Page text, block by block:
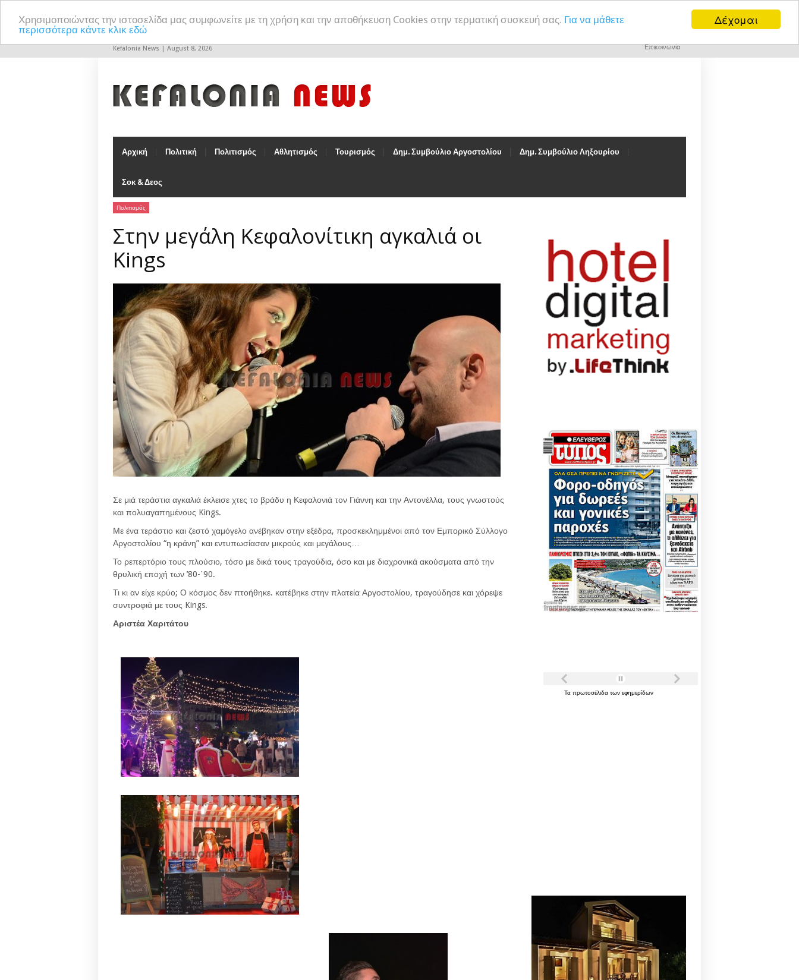
Δέχομαι
Χρησιμοποιώντας την ιστοσελίδα μας συμφωνείτε με τη χρήση και την αποθήκευση Cookies στην τερματική συσκευή σας. Για να μάθετε
περισσότερα κάντε κλικ εδώ
Kefalonia News | August 8, 2026 Επικοινωνία
Αρχική Πολιτική Πολιτισμός Αθλητισμός Τουρισμός Δημ. Συμβούλιο Αργοστολίου Δημ. Συμβούλιο Ληξουρίου
Σοκ & Δεος
Πολιτισμός
Στην μεγάλη Κεφαλονίτικη αγκαλιά οι
Kings
Σε μιά τεράστια αγκαλιά έκλεισε χτες το βράδυ η Κεφαλονιά τον Γιάννη και την Αντονέλλα, τους γνωστούς
και πολυαγαπημένους Kings.
Με ένα τεράστιο και ζεστό χαμόγελο ανέβηκαν στην εξέδρα, προσκεκλημμένοι από τον Εμπορικό Σύλλογο
Αργοστολίου “η κράνη” και εντυπωσίασαν μικρούς και μεγάλους…
Το ρεπερτόριο τους πλούσιο, τόσο με δικά τους τραγούδια, όσο και με διαχρονικά ακούσματα από την
θρυλική εποχή των ’80-΄90.
Τι κι αν είχε κρύο; Ο κόσμος δεν πτοήθηκε. κατέβηκε στην πλατεία Αργοστολίου, τραγούδησε και χόρεψε
συντροφιά με τους Kings.
Αριστέα Χαριτάτου
Τα πρωτοσέλιδα των εφημερίδων